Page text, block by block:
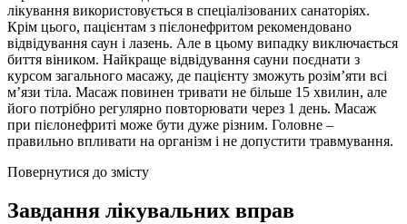
лікування використовується в спеціалізованих санаторіях.
Крім цього, пацієнтам з пієлонефритом рекомендовано
відвідування саун і лазень. Але в цьому випадку виключається
биття віником. Найкраще відвідування сауни поєднати з
курсом загального масажу, де пацієнту зможуть розім’яти всі
м’язи тіла. Масаж повинен тривати не більше 15 хвилин, але
його потрібно регулярно повторювати через 1 день. Масаж
при пієлонефриті може бути дуже різним. Головне –
правильно впливати на організм і не допустити травмування.
Повернутися до змісту
Завдання лікувальних вправ